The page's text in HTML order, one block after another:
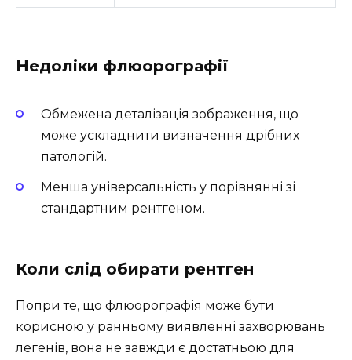
Недоліки флюорографії
Обмежена деталізація зображення, що
може ускладнити визначення дрібних
патологій.
Менша універсальність у порівнянні зі
стандартним рентгеном.
Коли слід обирати рентген
Попри те, що флюорографія може бути
корисною у ранньому виявленні захворювань
легенів, вона не завжди є достатньою для